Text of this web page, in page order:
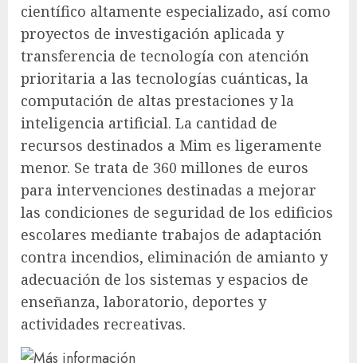
científico altamente especializado, así como
proyectos de investigación aplicada y
transferencia de tecnología con atención
prioritaria a las tecnologías cuánticas, la
computación de altas prestaciones y la
inteligencia artificial. La cantidad de
recursos destinados a Mim es ligeramente
menor. Se trata de 360 ​​millones de euros
para intervenciones destinadas a mejorar
las condiciones de seguridad de los edificios
escolares mediante trabajos de adaptación
contra incendios, eliminación de amianto y
adecuación de los sistemas y espacios de
enseñanza, laboratorio, deportes y
actividades recreativas.